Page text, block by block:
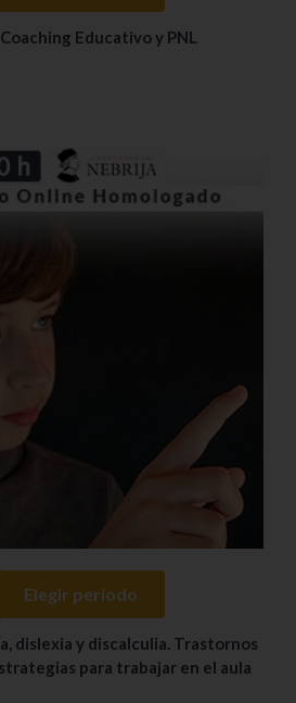
Educativo y PNL
Elegir periodo
dislexia y discalculia. Trastornos
para trabajar en el aula